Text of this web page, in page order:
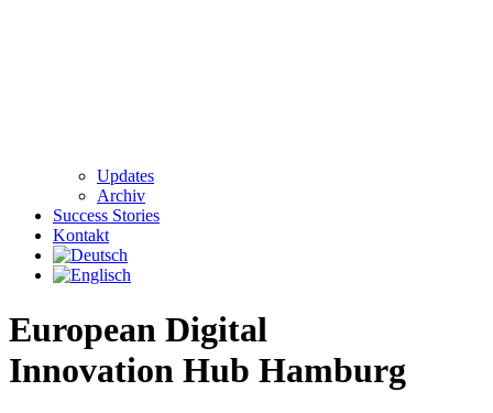
Updates
Archiv
Success Stories
Kontakt
European Digital
Innovation Hub Hamburg